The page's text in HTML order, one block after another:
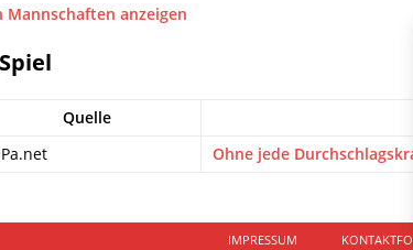
anzeigen
Quelle
Ohne jede
IMPRESSUM